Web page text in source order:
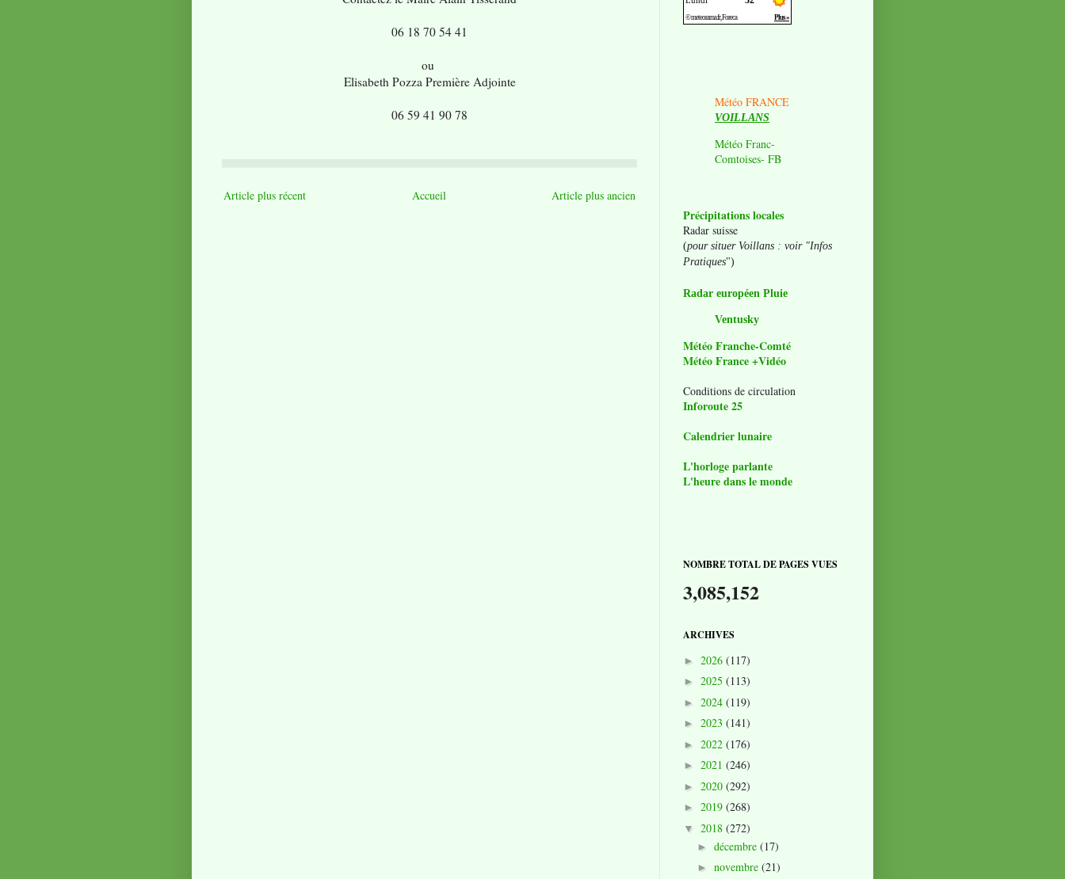
06 18 70 54 41
ou
Elisabeth Pozza Première Adjointe
06 59 41 90 78
Article plus récent Article plus ancien
Accueil
Météo FRANCE
VOILLANS
Météo Franc-
Comtoises- FB
Précipitations locales
Radar suisse
(pour situer Voillans : voir "Infos
Pratiques")
Radar européen Pluie
Ventusky
Météo Franche-Comté
Météo France +Vidéo
Conditions de circulation
Inforoute 25
Calendrier lunaire
L'horloge parlante
L'heure dans le monde
NOMBRE TOTAL DE PAGES VUES
3,085,152
ARCHIVES
► 2026 (117)
► 2025 (113)
► 2024 (119)
► 2023 (141)
► 2022 (176)
► 2021 (246)
► 2020 (292)
► 2019 (268)
▼ 2018 (272)
► décembre (17)
► novembre (21)